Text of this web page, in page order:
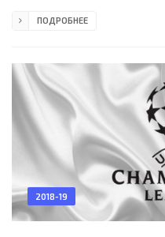
облачность. +25°C. Стадион
(Владимир, Россия), Роман
Резервный судья: Евгений
ПОДРОБНЕЕ
2018-19